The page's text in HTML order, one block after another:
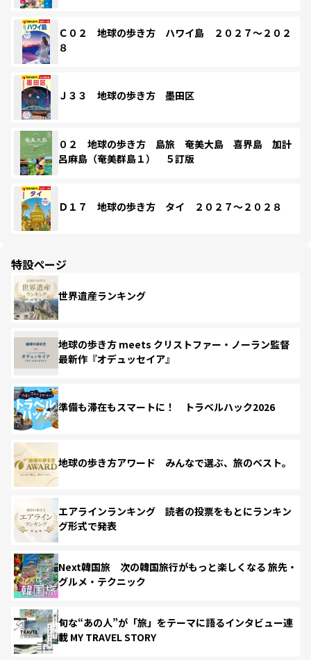
Ｃ０２ 地球の歩き方 ハワイ島 ２０２７～２０２
８
Ｊ３３ 地球の歩き方 墨田区
０２ 地球の歩き方 島旅 奄美大島 喜界島 加計
呂麻島（奄美群島１） ５訂版
Ｄ１７ 地球の歩き方 タイ ２０２７～２０２８
特設ページ
世界遺産ランキング
地球の歩き方 meets クリストファー・ノーラン監督
最新作『オデュッセイア』
準備も滞在もスマートに！ トラベルハック2026
地球の歩き方アワード みんなで選ぶ、旅のベスト。
エアラインランキング 読者の投票をもとにランキン
グ形式で発表
Next韓国旅 次の韓国旅行がもっと楽しくなる 旅先・
グルメ・テクニック
旬な“あの人”が「旅」をテーマに語るインタビュー連
載 MY TRAVEL STORY